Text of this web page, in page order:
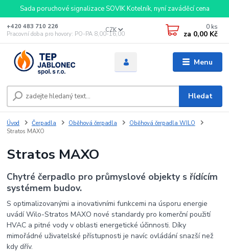
Sada poruchové signalizace SOVIK Kotelník, nyní zaváděcí cena
Menu
CZK
Hledat
+420 483 710 226
Pracovní doba pro hovory: PO-PA 8,00-16,00
0 ks
za 0,00 Kč
Úvod Čerpadla Oběhová čerpadla
Oběhová čerpadla WILO
Stratos MAXO
Stratos MAXO
Chytré čerpadlo pro průmyslové objekty s řídícím
systémem budov.
S optimalizovanými a inovativními funkcemi na úsporu energie
uvádí Wilo-Stratos MAXO nové standardy pro komerční použití
HVAC a pitné vody v oblasti energetické účinnosti. Díky
mimořádné uživatelské přístupnosti je navíc ovládání snazší než
kdy dřív.